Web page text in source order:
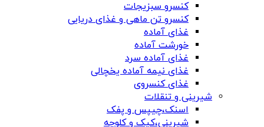
کنسرو سبزیجات
کنسرو تن ماهی و غذای دریایی
غذای آماده
خورشت آماده
غذای آماده سرد
غذای نیمه آماده یخچالی
غذای کنسروی
شیرینی و تنقلات
اسنک،چیپس و پفک
شیرینی،کیک و کلوچه